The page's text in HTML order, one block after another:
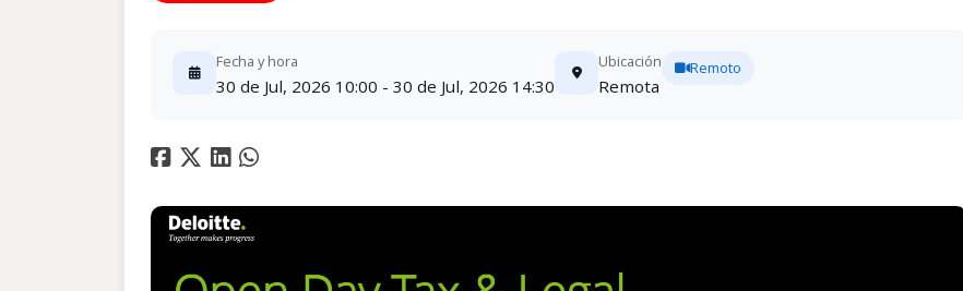
Fecha y hora
30 de Jul, 2026 10:00 - 30 de Jul, 2026 14:30
Ubicación
Remota
Remoto